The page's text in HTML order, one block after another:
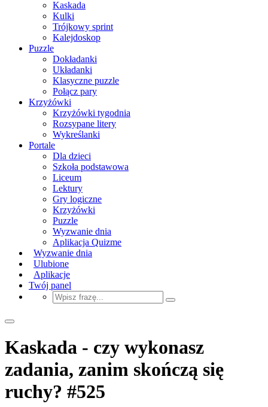
Kaskada
Kulki
Trójkowy sprint
Kalejdoskop
Puzzle
Dokładanki
Układanki
Klasyczne puzzle
Połącz pary
Krzyżówki
Krzyżówki tygodnia
Rozsypane litery
Wykreślanki
Portale
Dla dzieci
Szkoła podstawowa
Liceum
Lektury
Gry logiczne
Krzyżówki
Puzzle
Wyzwanie dnia
Aplikacja Quizme
Wyzwanie dnia
Ulubione
Aplikacje
Twój panel
Kaskada - czy wykonasz
zadania, zanim skończą się
ruchy? #525